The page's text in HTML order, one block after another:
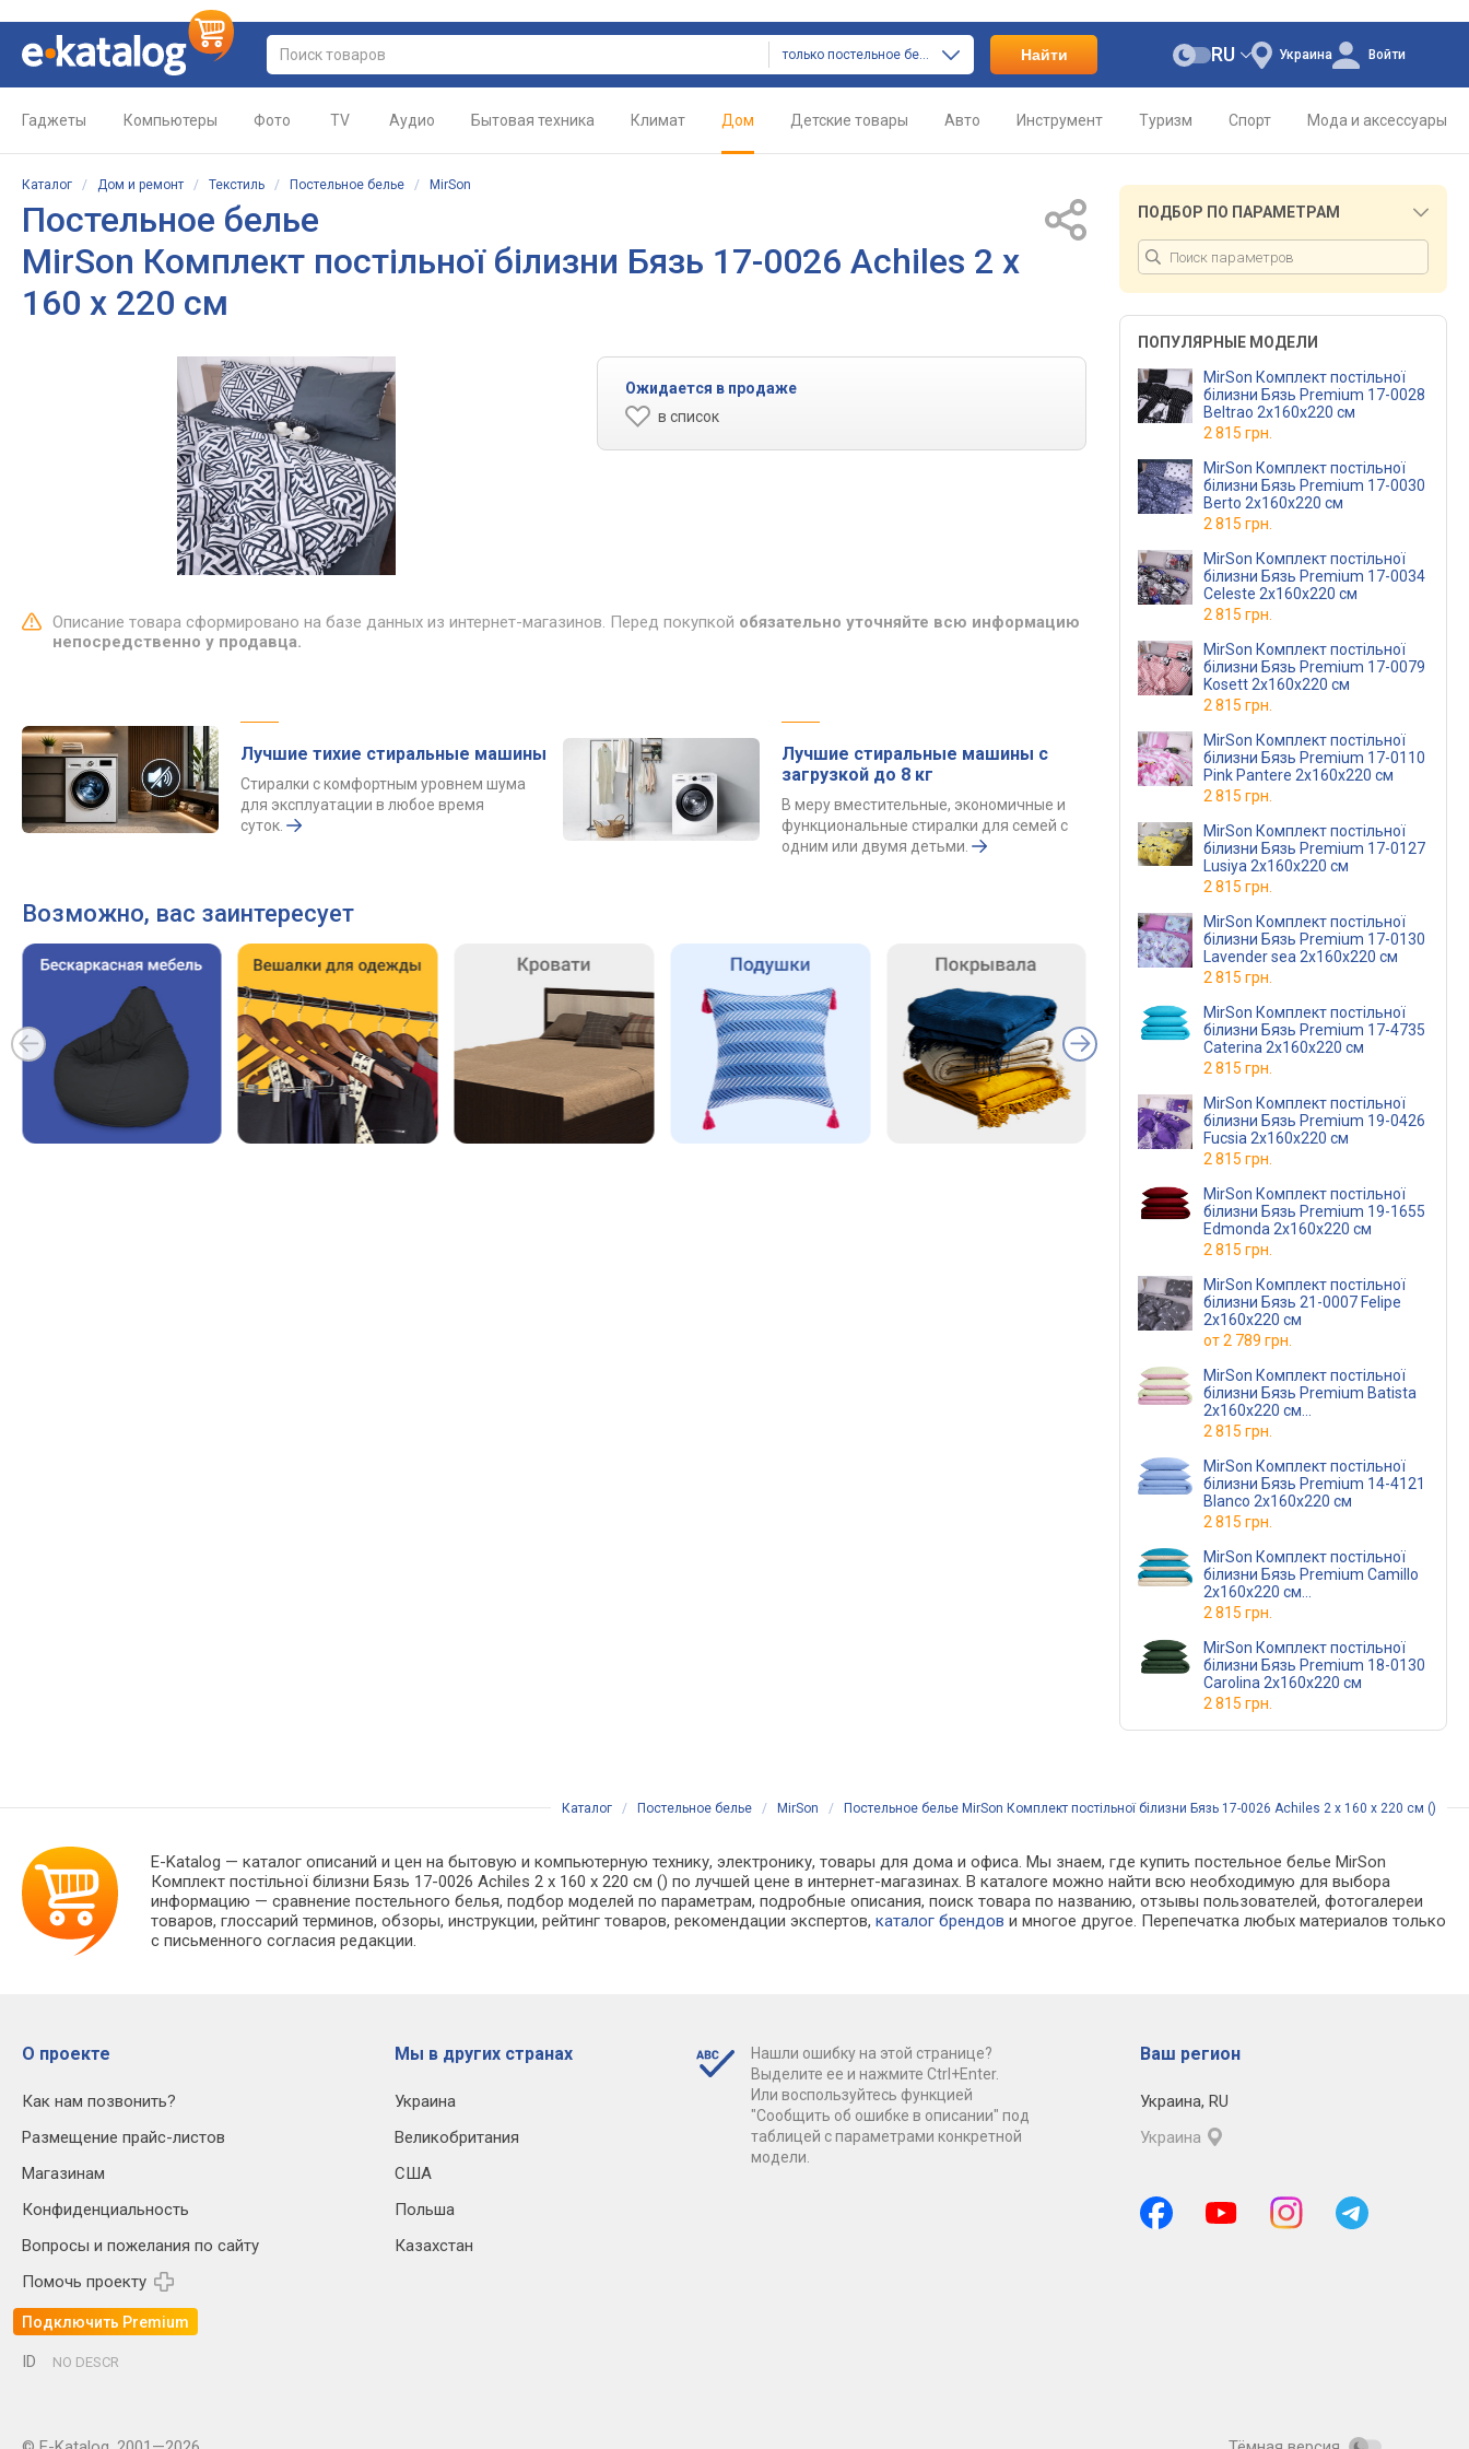
только постельное белье Найти Украина
RU Войти
Гаджеты Компьютеры Фото TV Аудио Бытовая техника Климат Дом Детские товары Авто Инструмент Туризм Спорт Мода и аксессуары
Каталог / Дом и ремонт / Текстиль / Постельное белье / MirSon
Постельное белье
MirSon Комплект постільної білизни Бязь 17-0026 Achiles 2 x
160 x 220 см
Ожидается в продаже
в список
Описание товара сформировано на базе данных из интернет-магазинов. Перед покупкой обязательно уточняйте всю информацию
непосредственно у продавца.
Лучшие тихие стиральные машины
Стиралки с комфортным уровнем шума
для эксплуатации в любое время
суток.
Лучшие стиральные машины с
загрузкой до 8 кг
В меру вместительные, экономичные и
функциональные стиралки для семей с
одним или двумя детьми.
Возможно, вас заинтересует
ПОДБОР ПО ПАРАМЕТРАМ
ПОПУЛЯРНЫЕ МОДЕЛИ
MirSon Комплект постільної
білизни Бязь Premium 17-0028
Beltrao 2х160х220 см
2 815 грн.
MirSon Комплект постільної
білизни Бязь Premium 17-0030
Berto 2х160х220 см
2 815 грн.
MirSon Комплект постільної
білизни Бязь Premium 17-0034
Celeste 2х160х220 см
2 815 грн.
MirSon Комплект постільної
білизни Бязь Premium 17-0079
Kosett 2х160х220 см
2 815 грн.
MirSon Комплект постільної
білизни Бязь Premium 17-0110
Pink Pantere 2х160х220 см
2 815 грн.
MirSon Комплект постільної
білизни Бязь Premium 17-0127
Lusiya 2х160х220 см
2 815 грн.
MirSon Комплект постільної
білизни Бязь Premium 17-0130
Lavender sea 2х160х220 см
2 815 грн.
MirSon Комплект постільної
білизни Бязь Premium 17-4735
Caterina 2х160х220 см
2 815 грн.
MirSon Комплект постільної
білизни Бязь Premium 19-0426
Fucsia 2х160х220 см
2 815 грн.
MirSon Комплект постільної
білизни Бязь Premium 19-1655
Edmonda 2х160х220 см
2 815 грн.
MirSon Комплект постільної
білизни Бязь 21-0007 Felipe
2х160х220 см
от2 789 грн.
MirSon Комплект постільної
білизни Бязь Premium Batista
2х160х220 см
(12-0525 + 16-3310)
2 815 грн.
MirSon Комплект постільної
білизни Бязь Premium 14-4121
Blanco 2х160х220 см
2 815 грн.
MirSon Комплект постільної
білизни Бязь Premium Camillo
2х160х220 см
(12-0712 + 17-4735)
2 815 грн.
MirSon Комплект постільної
білизни Бязь Premium 18-0130
Carolina 2х160х220 см
2 815 грн.
Каталог / Постельное белье / MirSon / Постельное белье MirSon Комплект постільної білизни Бязь 17-0026 Achiles 2 x 160 x 220 см ()
E-Katalog — каталог описаний и цен на бытовую и компьютерную технику, электронику, товары для дома и офиса. Мы знаем, где купить постельное белье MirSon
Комплект постільної білизни Бязь 17-0026 Achiles 2 x 160 x 220 см () по лучшей цене в интернет-магазинах. В каталоге можно найти всю необходимую для выбора
информацию — сравнение постельного белья, подбор моделей по параметрам, подробные описания, поиск товара по названию, отзывы пользователей, фотогалереи
товаров, глоссарий терминов, обзоры, инструкции, рейтинг товаров, рекомендации экспертов,каталог брендов и многое другое. Перепечатка любых материалов только
с письменного согласия редакции.
О проекте
Как нам позвонить?
Размещение прайс-листов
Магазинам
Конфиденциальность
Вопросы и пожелания по сайту
Помочь проекту
Подключить Premium
Мы в других странах
Украина
Великобритания
США
Польша
Казахстан
Нашли ошибку на этой странице?
Выделите ее и нажмите Ctrl+Enter.
Или воспользуйтесь функцией
"Сообщить об ошибке в описании" под
таблицей с параметрами конкретной
модели.
Ваш регион
Украина, RU
Украина
ID NO DESCR